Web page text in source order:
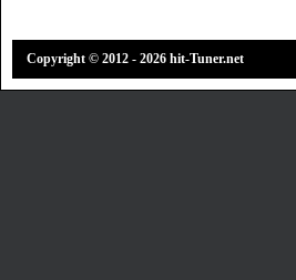
Copyright © 2012 - 2026 hit-Tuner.net